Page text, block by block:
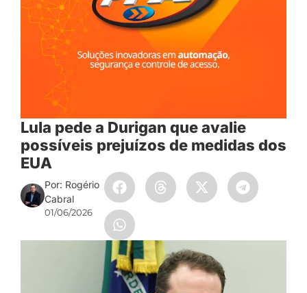
Lula pede a Durigan que avalie
possíveis prejuízos de medidas dos
EUA
Por: Rogério
Cabral
01/06/2026